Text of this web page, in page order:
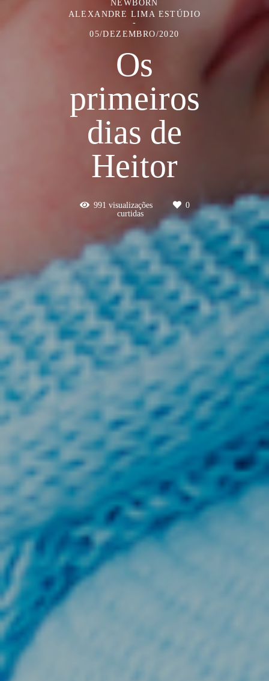
NEWBORN
ALEXANDRE LIMA ESTÚDIO
05/DEZEMBRO/2020
Os
primeiros
dias de
Heitor
991 visualizações
0
curtidas